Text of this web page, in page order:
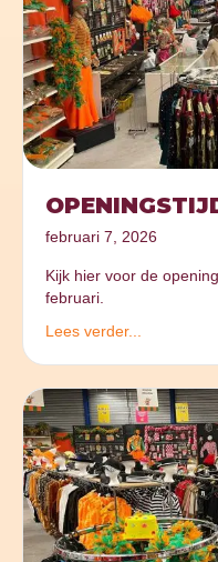
februari 7, 2026
Kijk hier voor de
februari.
Lees verder...